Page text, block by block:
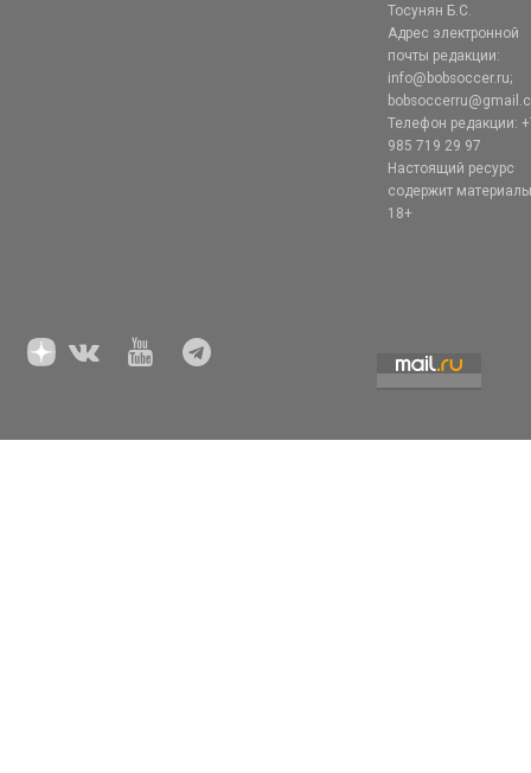
Тосунян Б.С.
Адрес электронной
почты редакции:
info@bobsoccer.ru;
Телефон редакции:
985 719 29 97
Настоящий ресурс
содержит
18+